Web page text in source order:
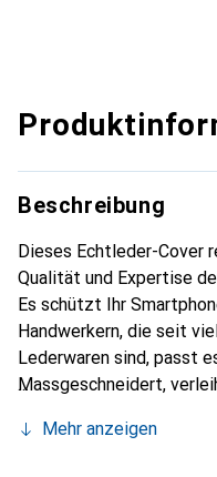
Beschreibung
Dieses Echtleder-Cover
Qualität und Expertise
Es schützt Ihr
Handwerkern, die seit
Lederwaren sind, passt
Massgeschneidert,
unverzichtbaren
Mehr anzeigen